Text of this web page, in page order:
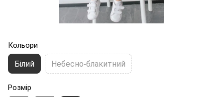
Кольори
Білий Небесно-блакитний
Розмір